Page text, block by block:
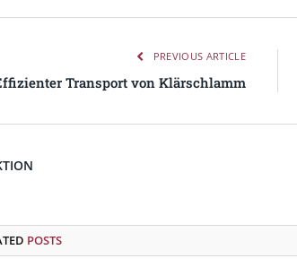
PREVIOUS ARTICLE
Transport von Klärschlamm
POSTS